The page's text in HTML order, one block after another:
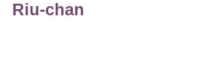
Riu-chan